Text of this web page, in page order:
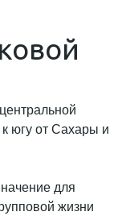
югу от Сахары и
для
жизни